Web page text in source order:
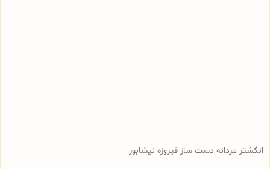
انگشتر مردانه دست ساز فیروزه نیشابور